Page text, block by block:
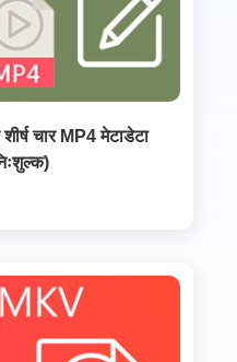
चार MP4 मेटाडेटा